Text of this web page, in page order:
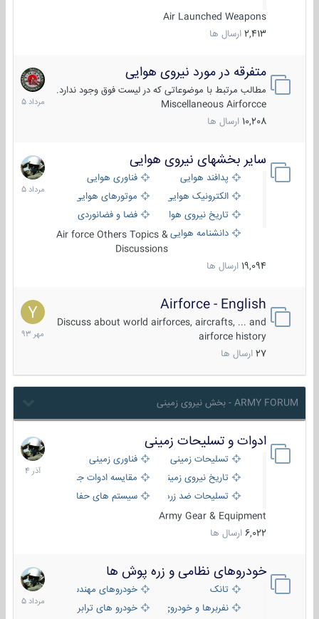
Air Launched Weapons
2,413 ارسال ها
متفرقه در مورد نیروی هوایی
مطالب مرتبط با موضوعاتی که در لیست فوق وجود ندارد.
Miscellaneous Airforcce
10,208 ارسال ها
7
مرداد
1405
سایر بخشهای نیروی هوایی
پدافند هوایی
فناوری هوایی
الکترونیک هوایی
موتورهای هوایی
تاریخ نیروی هوایی
فضا و فضانوردی
دانشنامه هواییAir force Others Topics &
Discussions
19,094 ارسال ها
2
مرداد
1405
Airforce - English
Discuss about world airforces, aircrafts, ... and
airforce history
27 ارسال ها
15
مهر
1393
ARMY FORUM - بخش نیروی زمینی
ادوات و تسلیحات زمینی
تسلیحات زمینی
فناوری زمینی
تاریخ نیروی زمینی
مقایسه ادوات جنگی
تسلیحات ضد زره
سیستم های حفاظت فعال
Army Gear & Equipment
6,022 ارسال ها
21
آذر
1404
خودروهای نظامی و زره پوش ها
تانک
خودروهای مهندسی
نفربرها و خودروی های رزمی پیاده نظام
خودرو های ترابری نظامی
2
مرداد
1405